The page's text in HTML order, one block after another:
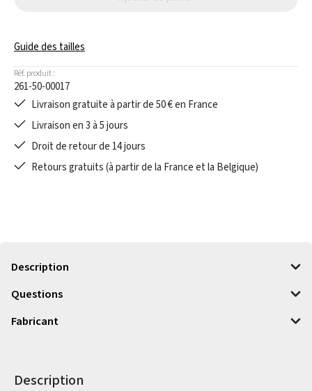
Guide des tailles
Réf. produit :
261-50-00017
Livraison gratuite à partir de 50 € en France
Livraison en 3 à 5 jours
Droit de retour de 14 jours
Retours gratuits (à partir de la France et la Belgique)
Description
Questions
Fabricant
Description